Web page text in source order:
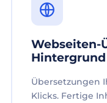
Webseiten-
Hintergrund
Übersetzungen
Klicks. Fertige